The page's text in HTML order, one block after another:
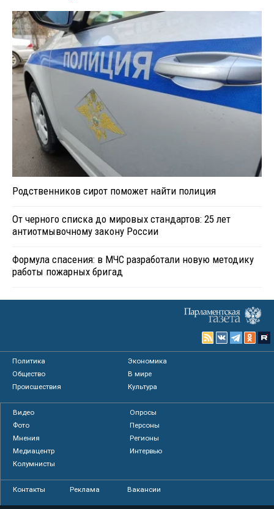
Родственников сирот поможет найти полиция
От черного списка до мировых стандартов: 25 лет
антиотмывочному закону России
Формула спасения: в МЧС разработали новую методику
работы пожарных бригад
Политика
Экономика
Общество
В мире
Происшествия
Культура
Видео
Опросы
Фото
Персоны
Мнения
Регионы
Медиацентр
Интервью
Колумнисты
Контакты Реклама Вакансии